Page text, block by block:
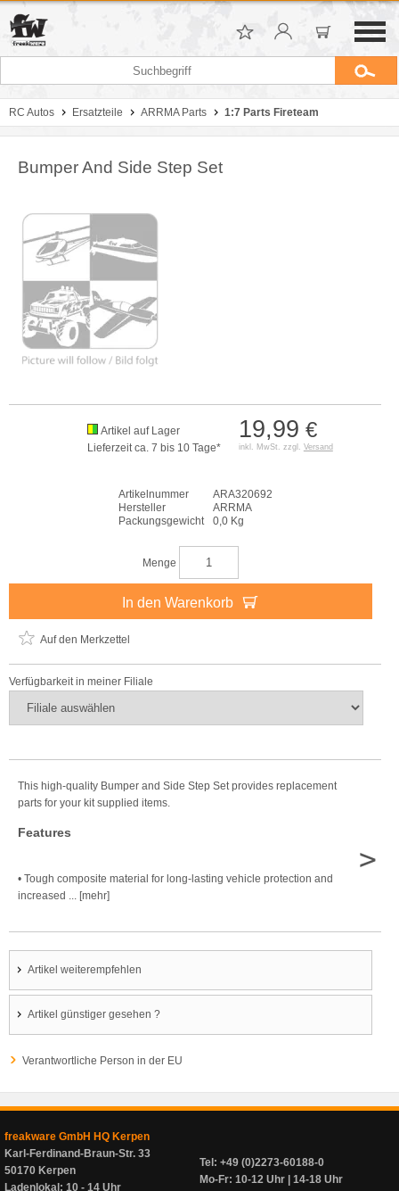
RC Autos Ersatzteile ARRMA Parts 1:7 Parts Fireteam
Bumper And Side Step Set
19,99 €
inkl. MwSt. zzgl. Versand
Artikel auf Lager
Lieferzeit ca. 7 bis 10 Tage*
Artikelnummer
ARA320692
Hersteller
ARRMA
Packungsgewicht
0,0 Kg
Menge
In den Warenkorb
Auf den Merkzettel
Verfügbarkeit in meiner Filiale
This high-quality Bumper and Side Step Set provides replacement
parts for your kit supplied items.
Features
• Tough composite material for long-lasting vehicle protection and
increased ... [mehr]
>
Artikel weiterempfehlen
Artikel günstiger gesehen ?
Verantwortliche Person in der EU
freakware GmbH HQ Kerpen
Karl-Ferdinand-Braun-Str. 33
50170 Kerpen
Ladenlokal: 10 - 14 Uhr
Tel: +49 (0)2273-60188-0
Mo-Fr: 10-12 Uhr | 14-18 Uhr